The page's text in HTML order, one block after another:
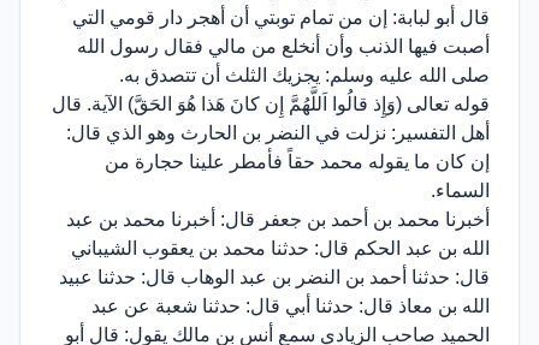
قال أبو لبابة: إن من تمام توبتي أن أهجر دار قومي التي
أصبت فيها الذنب وأن أنخلع من مالي فقال رسول الله
صلى الله عليه وسلم: يجزيك الثلث أن تتصدق به.
قوله تعالى (وَإِذ قالُوا اَللَّهُمَّ إِن كانَ هَذا هُوَ الحَقَّ) الآية. قال
أهل التفسير: نزلت في النضر بن الحارث وهو الذي قال:
إن كان ما يقوله محمد حقاً فأمطر علينا حجارة من
السماء.
أخبرنا محمد بن أحمد بن جعفر قال: أخبرنا محمد بن عبد
الله بن عبد الحكم قال: حدثنا محمد بن يعقوب الشيباني
قال: حدثنا أحمد بن النضر بن عبد الوهاب قال: حدثنا عبيد
الله بن معاذ قال: حدثنا أبي قال: حدثنا شعبة عن عبد
الحميد صاحب الزيادي سمع أنس بن مالك يقول: قال أبو